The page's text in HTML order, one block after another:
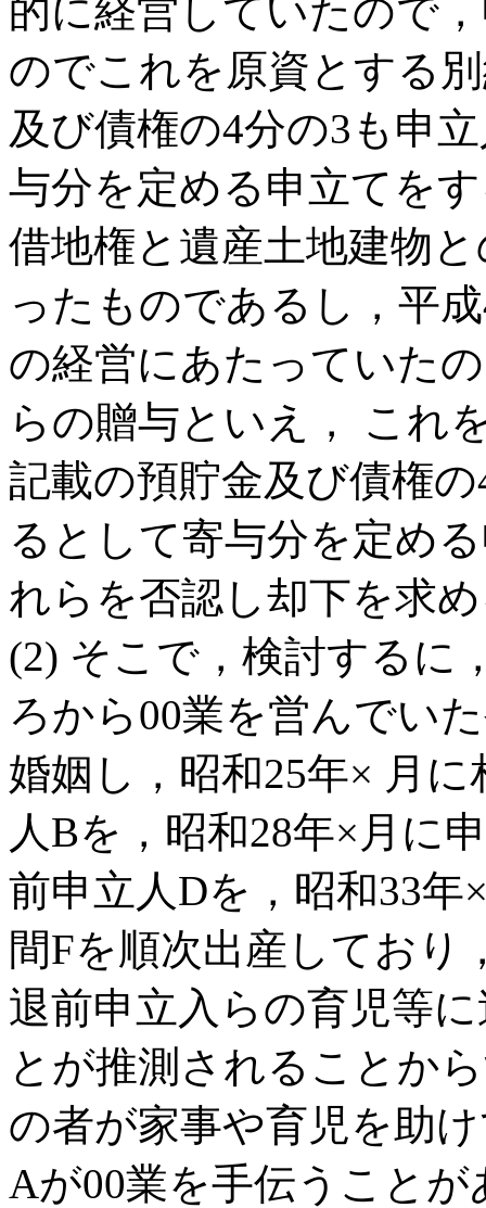
的に経営していたので
のでこれを原資とする
及び債権の4分の3も申
与分を定める申立てを
借地権と遺産土地建物
ったものであるし，平
の経営にあたっていた
らの贈与といえ， これ
記載の預貯金及び債権
るとして寄与分を定め
れらを否認し却下を求
(2) そこで，検討するに
ろから00業を営んでい
婚姻し，昭和25年× 月
人Bを，昭和28年×月に
前申立人Dを，昭和33年
間Fを順次出産しており
退前申立入らの育児等
とが推測されることか
の者が家事や育児を助
Aが00業を手伝うこと